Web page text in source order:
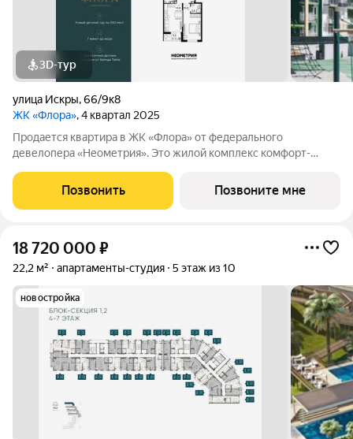
3D-тур
улица Искры,66/9к8
ЖК «Флора», 4 квартал 2025
Продается квартира в ЖК «Флора» от федерального
девелопера «Неометрия». Это жилой комплекс комфорт-
постарались максимально сохранить окружающую флору и
фауну. Теплое море, горы, целебные
Позвонить Позвоните мне
18 720 000 ₽
22,2 м² апартаменты-студия 5 этаж из 10
новостройка